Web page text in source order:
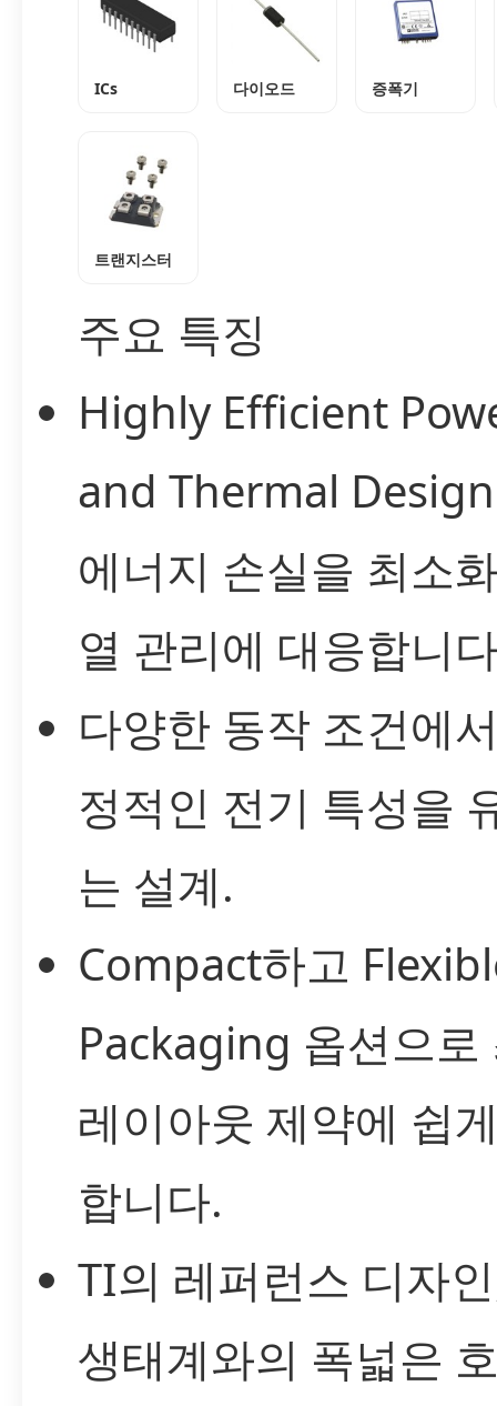
ICs 다이오드 증폭기
트랜지스터
주요 특징
Highly Efficient
and Thermal
에너지 손실을 최소
열 관리에 대응합니
다양한 동작 조건에
정적인 전기 특성을
는 설계.
Compact하고
Packaging 옵션으로
레이아웃 제약에 쉽
합니다.
TI의 레퍼런스 디자
생태계와의 폭넓은